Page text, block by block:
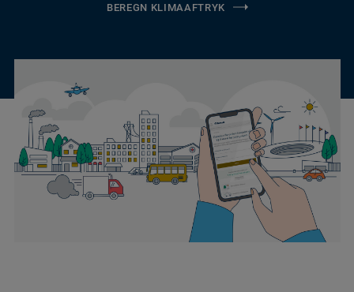
BEREGN KLIMAAFTRYK